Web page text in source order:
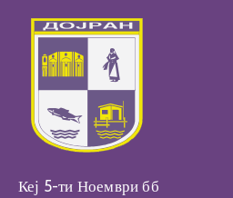
Настани
Кеј 5-ти Ноември бб